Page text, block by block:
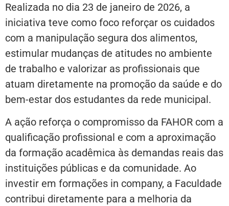
Realizada no dia 23 de janeiro de 2026, a
iniciativa teve como foco reforçar os cuidados
com a manipulação segura dos alimentos,
estimular mudanças de atitudes no ambiente
de trabalho e valorizar as profissionais que
atuam diretamente na promoção da saúde e do
bem-estar dos estudantes da rede municipal.
A ação reforça o compromisso da FAHOR com a
qualificação profissional e com a aproximação
da formação acadêmica às demandas reais das
instituições públicas e da comunidade. Ao
investir em formações in company, a Faculdade
contribui diretamente para a melhoria da